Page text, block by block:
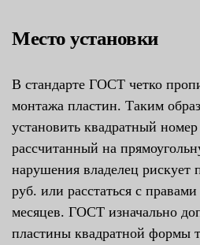
Место установки
В стандарте ГОСТ четко
монтажа пластин. Таким
установить квадратный
рассчитанный на
нарушения владелец рискует
руб. или расстаться с
месяцев. ГОСТ изначально
пластины квадратной формы